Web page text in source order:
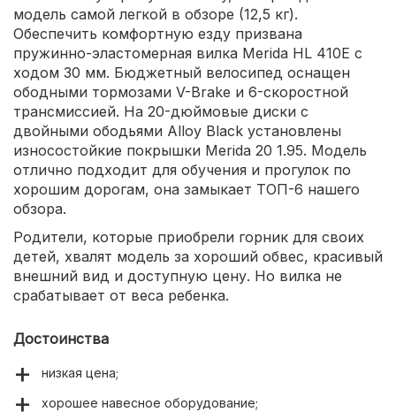
модель самой легкой в обзоре (12,5 кг).
Обеспечить комфортную езду призвана
пружинно-эластомерная вилка Merida HL 410E с
ходом 30 мм. Бюджетный велосипед оснащен
ободными тормозами V-Brake и 6-скоростной
трансмиссией. На 20-дюймовые диски с
двойными ободьями Alloy Black установлены
износостойкие покрышки Merida 20 1.95. Модель
отлично подходит для обучения и прогулок по
хорошим дорогам, она замыкает ТОП-6 нашего
обзора.
Родители, которые приобрели горник для своих
детей, хвалят модель за хороший обвес, красивый
внешний вид и доступную цену. Но вилка не
срабатывает от веса ребенка.
Достоинства
низкая цена;
хорошее навесное оборудование;